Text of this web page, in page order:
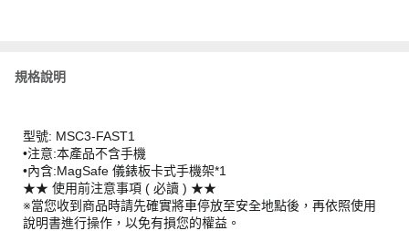
規格說明
型號: MSC3-FAST1
•注意:本產品不含手機
•內含:MagSafe 儀錶板卡式手機架*1
★★ 使用前注意事項 ( 必讀 ) ★★
※當您收到商品時請先確實將車停放至安全地點後，再依照使用
說明書進行操作，以免有損您的權益。